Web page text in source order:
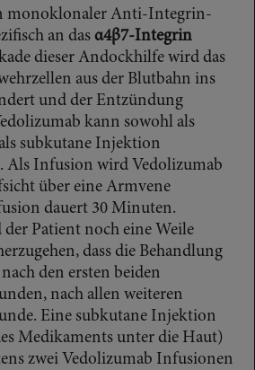
monoklonaler Anti-Integrin-
an das α4β7-Integrin
dieser Andockhilfe wird das
aus der Blutbahn ins
und der Entzündung
kann sowohl als
subkutane Injektion
Als Infusion wird Vedolizumab
über eine Armvene
dauert 30 Minuten.
Patient noch eine Weile
dass die Behandlung
den ersten beiden
nach allen weiteren
Eine subkutane Injektion
Medikaments unter die Haut)
zwei Vedolizumab Infusionen